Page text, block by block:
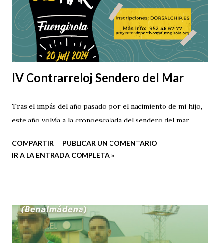
IV Contrarreloj Sendero del Mar
Tras el impás del año pasado por el nacimiento de mi hijo,
este año volvía a la cronoescalada del sendero del mar.
COMPARTIR
PUBLICAR UN COMENTARIO
IR A LA ENTRADA COMPLETA »